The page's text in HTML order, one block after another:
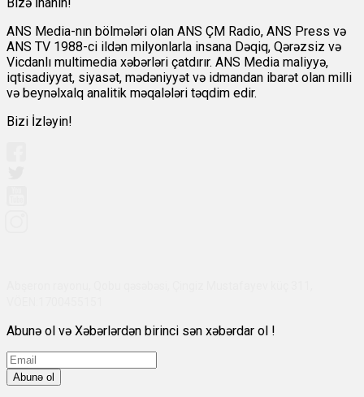
ANS Media-nın bölmələri olan ANS ÇM Radio, ANS Press və
ANS TV 1988-ci ildən milyonlarla insana Dəqiq, Qərəzsiz və
Vicdanlı multimedia xəbərləri çatdırır. ANS Media maliyyə,
iqtisadiyyat, siyasət, mədəniyyət və idmandan ibarət olan milli
və beynəlxalq analitik məqalələri təqdim edir.
Bizi İzləyin!
Abunə ol və Xəbərlərdən birinci sən xəbərdar ol !
Abunə ol